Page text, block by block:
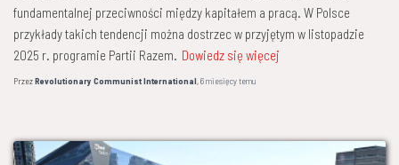
fundamentalnej przeciwności między kapitałem a pracą. W Polsce
przykłady takich tendencji można dostrzec w przyjętym w listopadzie
2025 r. programie Partii Razem. Dowiedz się więcej
PrzezRevolutionary Communist International,6 miesięcytemu